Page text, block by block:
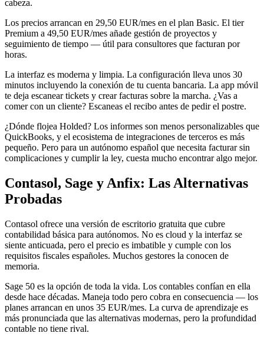
cabeza.
Los precios arrancan en 29,50 EUR/mes en el plan Basic. El tier
Premium a 49,50 EUR/mes añade gestión de proyectos y
seguimiento de tiempo — útil para consultores que facturan por
horas.
La interfaz es moderna y limpia. La configuración lleva unos 30
minutos incluyendo la conexión de tu cuenta bancaria. La app móvil
te deja escanear tickets y crear facturas sobre la marcha. ¿Vas a
comer con un cliente? Escaneas el recibo antes de pedir el postre.
¿Dónde flojea Holded? Los informes son menos personalizables que
QuickBooks, y el ecosistema de integraciones de terceros es más
pequeño. Pero para un autónomo español que necesita facturar sin
complicaciones y cumplir la ley, cuesta mucho encontrar algo mejor.
Contasol, Sage y Anfix: Las Alternativas
Probadas
Contasol ofrece una versión de escritorio gratuita que cubre
contabilidad básica para autónomos. No es cloud y la interfaz se
siente anticuada, pero el precio es imbatible y cumple con los
requisitos fiscales españoles. Muchos gestores la conocen de
memoria.
Sage 50 es la opción de toda la vida. Los contables confían en ella
desde hace décadas. Maneja todo pero cobra en consecuencia — los
planes arrancan en unos 35 EUR/mes. La curva de aprendizaje es
más pronunciada que las alternativas modernas, pero la profundidad
contable no tiene rival.